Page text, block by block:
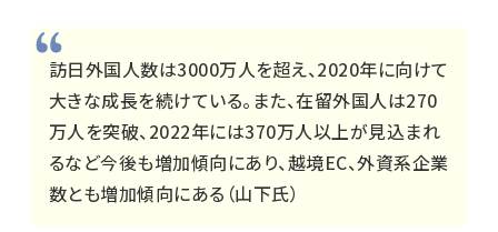
訪日外国人数は3000万人を超え、2020年に向けて
大きな成長を続けている。また、在留外国人は270
万人を突破、2022年には370万人以上が見込まれ
るなど今後も増加傾向にあり、越境EC、外資系企業
数とも増加傾向にある（山下氏）